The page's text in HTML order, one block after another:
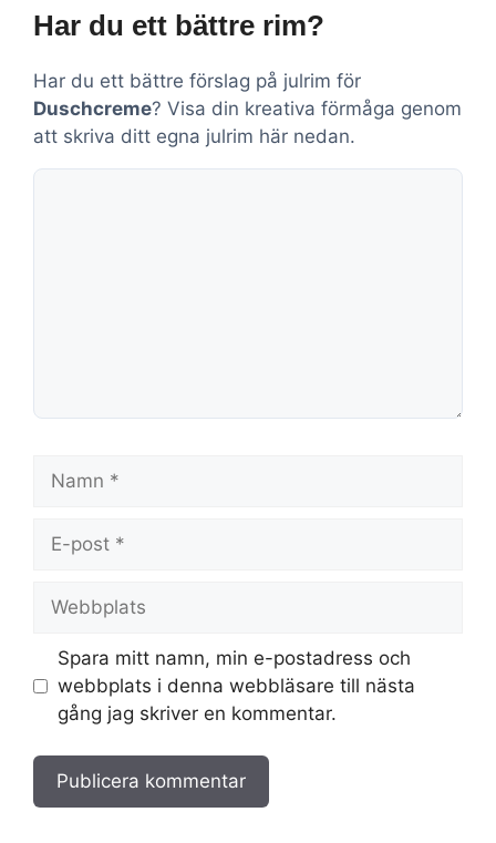
Har du ett bättre rim?
Har du ett bättre förslag på julrim för
Duschcreme? Visa din kreativa förmåga genom
att skriva ditt egna julrim här nedan.
Kommentar
post
Spara mitt namn, min e-postadress och
webbplats i denna webbläsare till nästa
gång jag skriver en kommentar.